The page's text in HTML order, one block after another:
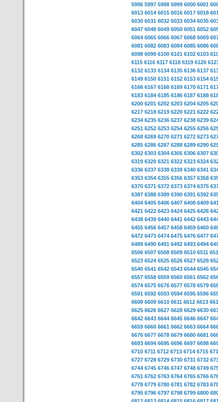
5996 5997 5998 5999 6000 6001
6013 6014 6015 6016 6017 6018
6030 6031 6032 6033 6034 6035
6047 6048 6049 6050 6051 6052
6064 6065 6066 6067 6068 6069
6081 6082 6083 6084 6085 6086
6098 6099 6100 6101 6102 6103
6115 6116 6117 6118 6119 6120
6132 6133 6134 6135 6136 6137
6149 6150 6151 6152 6153 6154
6166 6167 6168 6169 6170 6171
6183 6184 6185 6186 6187 6188
6200 6201 6202 6203 6204 6205
6217 6218 6219 6220 6221 6222
6234 6235 6236 6237 6238 6239
6251 6252 6253 6254 6255 6256
6268 6269 6270 6271 6272 6273
6285 6286 6287 6288 6289 6290
6302 6303 6304 6305 6306 6307
6319 6320 6321 6322 6323 6324
6336 6337 6338 6339 6340 6341
6353 6354 6355 6356 6357 6358
6370 6371 6372 6373 6374 6375
6387 6388 6389 6390 6391 6392
6404 6405 6406 6407 6408 6409
6421 6422 6423 6424 6425 6426
6438 6439 6440 6441 6442 6443
6455 6456 6457 6458 6459 6460
6472 6473 6474 6475 6476 6477
6489 6490 6491 6492 6493 6494
6506 6507 6508 6509 6510 6511
6523 6524 6525 6526 6527 6528
6540 6541 6542 6543 6544 6545
6557 6558 6559 6560 6561 6562
6574 6575 6576 6577 6578 6579
6591 6592 6593 6594 6595 6596
6608 6609 6610 6611 6612 6613
6625 6626 6627 6628 6629 6630
6642 6643 6644 6645 6646 6647
6659 6660 6661 6662 6663 6664
6676 6677 6678 6679 6680 6681
6693 6694 6695 6696 6697 6698
6710 6711 6712 6713 6714 6715
6727 6728 6729 6730 6731 6732
6744 6745 6746 6747 6748 6749
6761 6762 6763 6764 6765 6766
6778 6779 6780 6781 6782 6783
6795 6796 6797 6798 6799 6800